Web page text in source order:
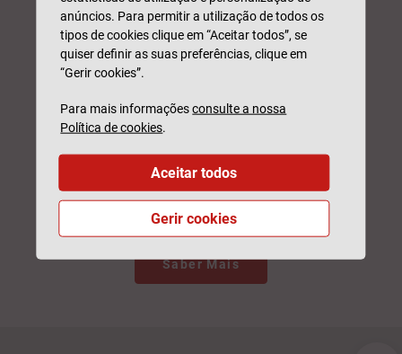
COMO SER
benefícios nas
sinergias com a sua
empresa
Saber Mais
anúncios. Para permitir a utilização de todos os
tipos de cookies clique em “Aceitar todos”, se
quiser definir as suas preferências, clique em
“Gerir cookies”.
Para mais informaçõesconsulte a nossa
Política de cookies.
Gerir cookies
Aceitar todos